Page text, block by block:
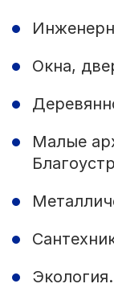
Окна,
Малые